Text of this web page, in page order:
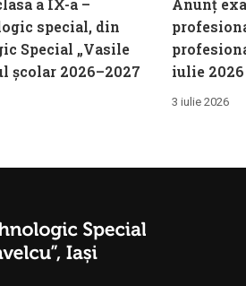
a IX-a –
special, din
Special „Vasile
școlar 2026–2027
Anunț
iulie 2026
3 iulie 2026